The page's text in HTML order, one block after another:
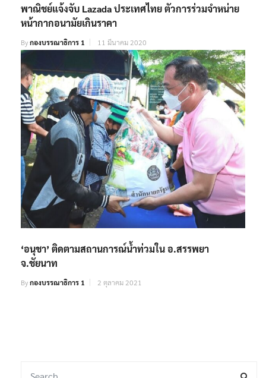
พาณิชย์แจ้งจับ Lazada ประเทศไทย ตัวการร่วมจำหน่าย
หน้ากากอนามัยเกินราคา
Byกองบรรณาธิการ 1 11 มีนาคม 2020
‘อนุชา’ ติดตามสถานการณ์น้ำท่วมใน อ.สรรพยา
จ.ชัยนาท
Byกองบรรณาธิการ 1 2 ตุลาคม 2021